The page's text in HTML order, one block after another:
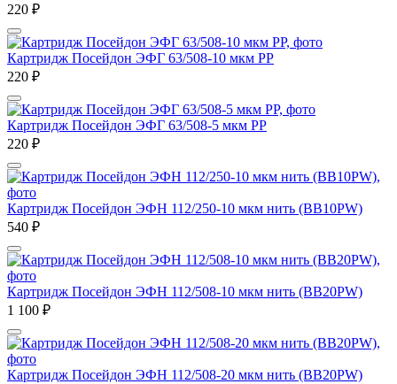
220 ₽
Картридж Посейдон ЭФГ 63/508-10 мкм РР
220 ₽
Картридж Посейдон ЭФГ 63/508-5 мкм РР
220 ₽
Картридж Посейдон ЭФН 112/250-10 мкм нить (ВВ10РW)
540 ₽
Картридж Посейдон ЭФН 112/508-10 мкм нить (ВВ20РW)
1 100 ₽
Картридж Посейдон ЭФН 112/508-20 мкм нить (ВВ20РW)